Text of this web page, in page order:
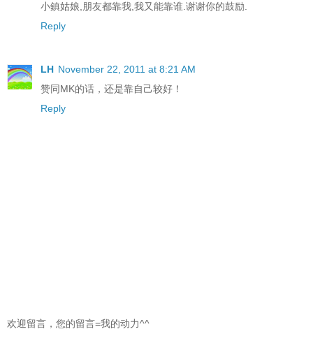
小鎮姑娘,朋友都靠我,我又能靠谁.谢谢你的鼓励.
Reply
LH November 22, 2011 at 8:21 AM
赞同MK的话，还是靠自己较好！
Reply
欢迎留言，您的留言=我的动力^^